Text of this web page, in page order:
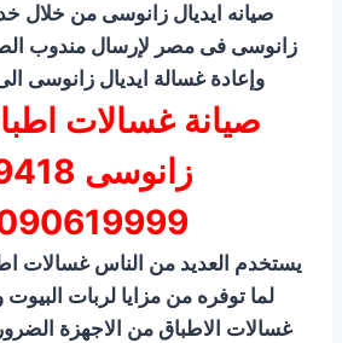
صيانه ايديال زانوسى من خلال
زانوسى فى مصر لإرسال مندوب
وإعادة غسالة ايديال زانوسى
صيانة غسالات
يستخدم العديد من الناس غسالات
لما توفره من مزايا لربات
غسالات الاطباق من الاجهزة